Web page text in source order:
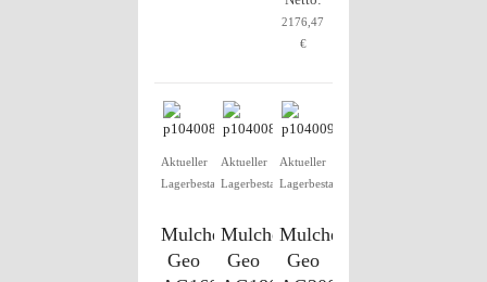
2176,47
€
Aktueller
Lagerbestand
Mulcher
Geo
Aktueller
Lagerbestand
Mulcher
Geo
Aktueller
Lagerbestand
Mulcher
Geo